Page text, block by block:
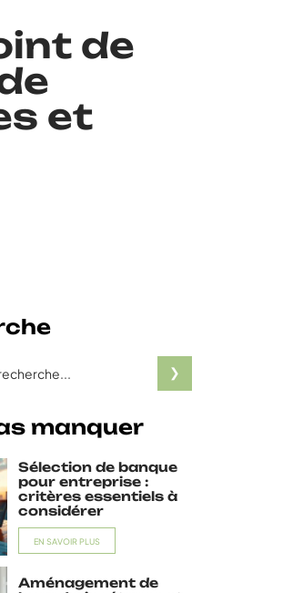
de
et
manquer
Sélection de banque
pour entreprise :
critères essentiels à
considérer
EN SAVOIR PLUS
Aménagement de